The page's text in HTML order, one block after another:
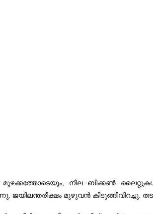
നീല ബീക്കണ്‍
ജയിലന്തരീക്ഷം മുഴുവന്‍ കിടുങ്ങിവിറച്ചു.